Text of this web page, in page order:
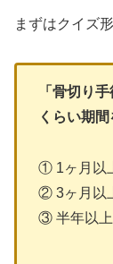
まずはクイズ
「骨切り
くらい期
① 1ヶ月以
② 3ヶ月以
③ 半年以上